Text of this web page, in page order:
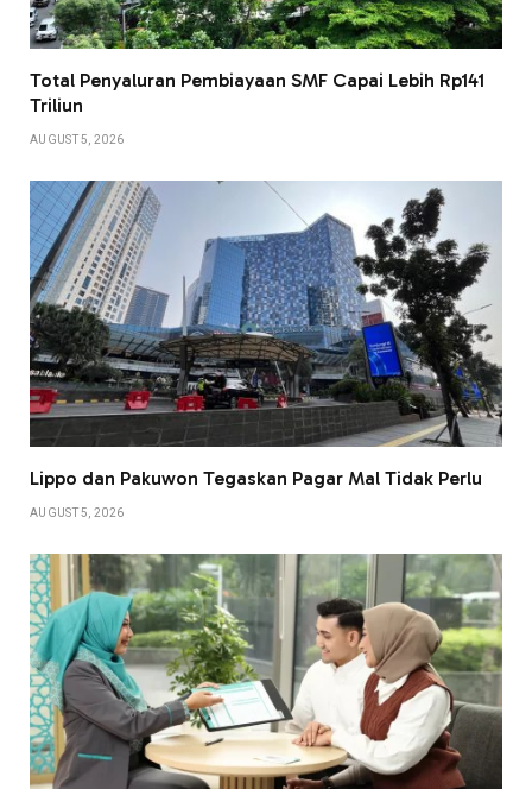
Total Penyaluran Pembiayaan SMF Capai Lebih Rp141
Triliun
AUGUST 5, 2026
Lippo dan Pakuwon Tegaskan Pagar Mal Tidak Perlu
AUGUST 5, 2026